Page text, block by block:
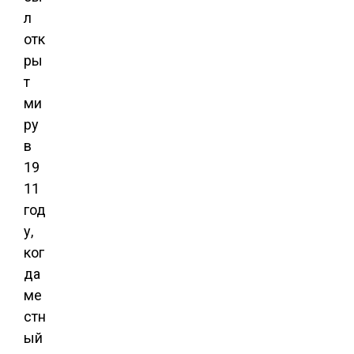
л
отк
ры
т
ми
ру
в
19
11
год
у,
ког
да
ме
стн
ый